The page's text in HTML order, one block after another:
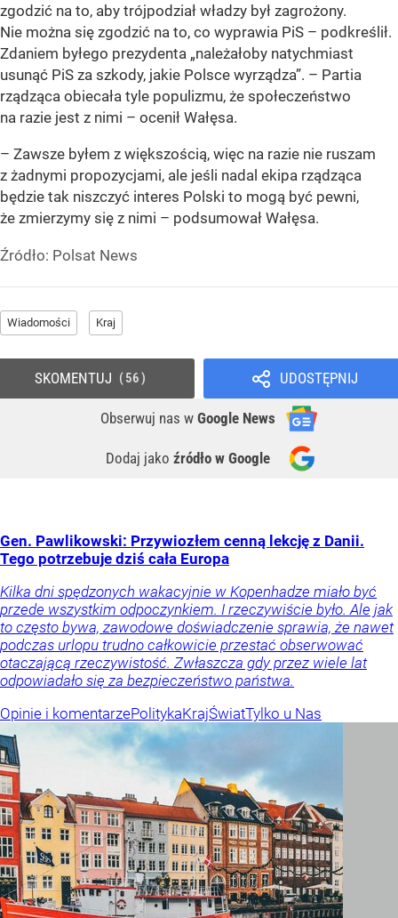
zgodzić na to, aby trójpodział władzy był zagrożony.
Nie można się zgodzić na to, co wyprawia PiS – podkreślił.
Zdaniem byłego prezydenta „należałoby natychmiast
usunąć PiS za szkody, jakie Polsce wyrządza”. – Partia
rządząca obiecała tyle populizmu, że społeczeństwo
na razie jest z nimi – ocenił Wałęsa.
– Zawsze byłem z większością, więc na razie nie ruszam
z żadnymi propozycjami, ale jeśli nadal ekipa rządząca
będzie tak niszczyć interes Polski to mogą być pewni,
że zmierzymy się z nimi – podsumował Wałęsa.
Źródło: Polsat News
Wiadomości Kraj
UDOSTĘPNIJ
Obserwuj nas w Google News
Dodaj jako źródło w Google
SKOMENTUJ 56
Gen. Pawlikowski: Przywiozłem cenną lekcję z Danii.
Tego potrzebuje dziś cała Europa
Kilka dni spędzonych wakacyjnie w Kopenhadze miało być
przede wszystkim odpoczynkiem. I rzeczywiście było. Ale jak
to często bywa, zawodowe doświadczenie sprawia, że nawet
podczas urlopu trudno całkowicie przestać obserwować
otaczającą rzeczywistość. Zwłaszcza gdy przez wiele lat
odpowiadało się za bezpieczeństwo państwa.
Opinie i komentarzePolitykaKrajŚwiatTylko u Nas